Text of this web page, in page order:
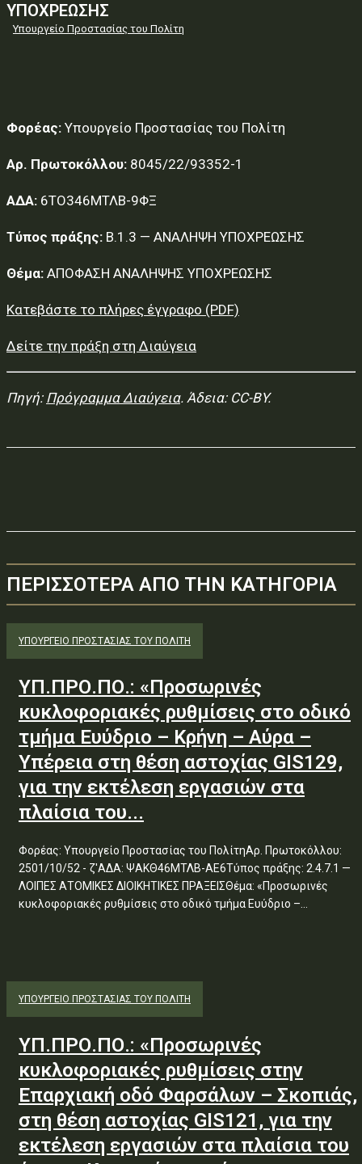
ΥΠΟΧΡΕΩΣΗΣ
Υπουργείο Προστασίας του Πολίτη
Φορέας: Υπουργείο Προστασίας του Πολίτη
Αρ. Πρωτοκόλλου: 8045/22/93352-1
ΑΔΑ: 6ΤΟ346ΜΤΛΒ-9ΦΞ
Τύπος πράξης: Β.1.3 — ΑΝΑΛΗΨΗ ΥΠΟΧΡΕΩΣΗΣ
Θέμα: ΑΠΟΦΑΣΗ ΑΝΑΛΗΨΗΣ ΥΠΟΧΡΕΩΣΗΣ
Κατεβάστε το πλήρες έγγραφο (PDF)
Δείτε την πράξη στη Διαύγεια
Πηγή: Πρόγραμμα Διαύγεια. Άδεια: CC-BY.
ΠΕΡΙΣΣΟΤΕΡΑ ΑΠΟ ΤΗΝ ΚΑΤΗΓΟΡΙΑ
ΥΠΟΥΡΓΕΊΟ ΠΡΟΣΤΑΣΊΑΣ ΤΟΥ ΠΟΛΊΤΗ
ΥΠ.ΠΡΟ.ΠΟ.: «Προσωρινές
κυκλοφοριακές ρυθμίσεις στο οδικό
τμήμα Ευύδριο – Κρήνη – Αύρα –
Υπέρεια στη θέση αστοχίας GIS129,
για την εκτέλεση εργασιών στα
πλαίσια του...
Φορέας: Υπουργείο Προστασίας του ΠολίτηΑρ. Πρωτοκόλλου:
2501/10/52 - ζ'ΑΔΑ: ΨΑΚΘ46ΜΤΛΒ-ΑΕ6Τύπος πράξης: 2.4.7.1 —
ΛΟΙΠΕΣ ΑΤΟΜΙΚΕΣ ΔΙΟΙΚΗΤΙΚΕΣ ΠΡΑΞΕΙΣΘέμα: «Προσωρινές
κυκλοφοριακές ρυθμίσεις στο οδικό τμήμα Ευύδριο –...
ΥΠΟΥΡΓΕΊΟ ΠΡΟΣΤΑΣΊΑΣ ΤΟΥ ΠΟΛΊΤΗ
ΥΠ.ΠΡΟ.ΠΟ.: «Προσωρινές
κυκλοφοριακές ρυθμίσεις στην
Επαρχιακή οδό Φαρσάλων – Σκοπιάς,
στη θέση αστοχίας GIS121, για την
εκτέλεση εργασιών στα πλαίσια του